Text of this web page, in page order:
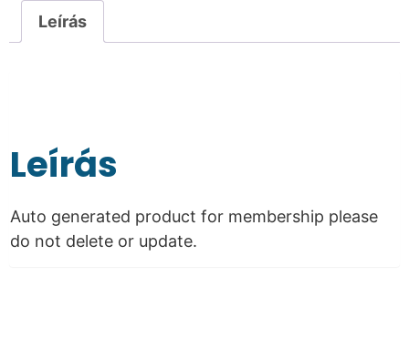
Leírás
Leírás
Auto generated product for membership please
do not delete or update.